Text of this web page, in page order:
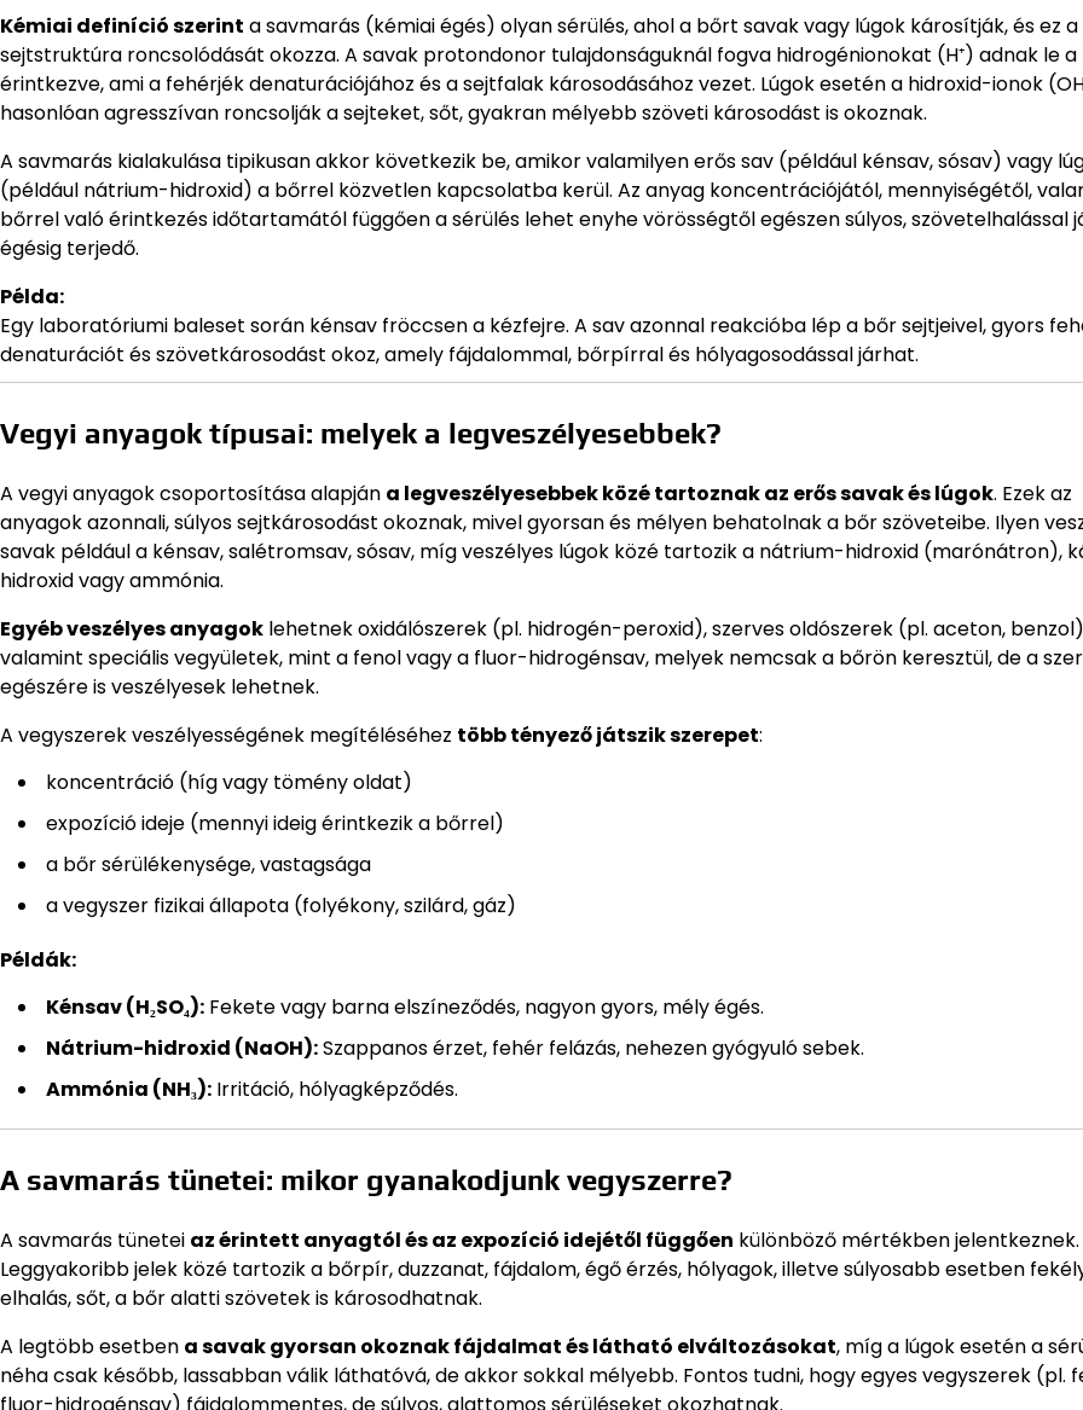
Kémiai definíció szerint a savmarás (kémiai égés) olyan sérülés, ahol a bőrt savak vagy lúgok károsítják, és ez a
sejtstruktúra roncsolódását okozza. A savak protondonor tulajdonságuknál fogva hidrogénionokat (H⁺) adnak le
érintkezve, ami a fehérjék denaturációjához és a sejtfalak károsodásához vezet. Lúgok esetén a hidroxid-ionok
hasonlóan agresszívan roncsolják a sejteket, sőt, gyakran mélyebb szöveti károsodást is okoznak.
A savmarás kialakulása tipikusan akkor következik be, amikor valamilyen erős sav (például kénsav, sósav) vagy
(például nátrium-hidroxid) a bőrrel közvetlen kapcsolatba kerül. Az anyag koncentrációjától, mennyiségétől,
bőrrel való érintkezés időtartamától függően a sérülés lehet enyhe vörösségtől egészen súlyos, szövetelhalással
égésig terjedő.
Példa:
Egy laboratóriumi baleset során kénsav fröccsen a kézfejre. A sav azonnal reakcióba lép a bőr sejtjeivel, gyors
denaturációt és szövetkárosodást okoz, amely fájdalommal, bőrpírral és hólyagosodással járhat.
Vegyi anyagok típusai: melyek a legveszélyesebbek?
A vegyi anyagok csoportosítása alapján a legveszélyesebbek közé tartoznak az erős savak és lúgok. Ezek az
anyagok azonnali, súlyos sejtkárosodást okoznak, mivel gyorsan és mélyen behatolnak a bőr szöveteibe. Ilyen
savak például a kénsav, salétromsav, sósav, míg veszélyes lúgok közé tartozik a nátrium-hidroxid (marónátron),
hidroxid vagy ammónia.
Egyéb veszélyes anyagok lehetnek oxidálószerek (pl. hidrogén-peroxid), szerves oldószerek (pl. aceton,
valamint speciális vegyületek, mint a fenol vagy a fluor-hidrogénsav, melyek nemcsak a bőrön keresztül, de a
egészére is veszélyesek lehetnek.
A vegyszerek veszélyességének megítéléséhez több tényező játszik szerepet:
koncentráció (híg vagy tömény oldat)
expozíció ideje (mennyi ideig érintkezik a bőrrel)
a bőr sérülékenysége, vastagsága
a vegyszer fizikai állapota (folyékony, szilárd, gáz)
Példák:
Kénsav (H₂SO₄): Fekete vagy barna elszíneződés, nagyon gyors, mély égés.
Nátrium-hidroxid (NaOH):Szappanos érzet, fehér felázás, nehezen gyógyuló sebek.
Ammónia (NH₃): Irritáció, hólyagképződés.
A savmarás tünetei: mikor gyanakodjunk vegyszerre?
A savmarás tünetei az érintett anyagtól és az expozíció idejétől függően különböző mértékben jelentkeznek.
Leggyakoribb jelek közé tartozik a bőrpír, duzzanat, fájdalom, égő érzés, hólyagok, illetve súlyosabb esetben
elhalás, sőt, a bőr alatti szövetek is károsodhatnak.
A legtöbb esetben a savak gyorsan okoznak fájdalmat és látható elváltozásokat, míg a lúgok esetén a
néha csak később, lassabban válik láthatóvá, de akkor sokkal mélyebb. Fontos tudni, hogy egyes vegyszerek (pl.
fluor-hidrogénsav) fájdalommentes, de súlyos, alattomos sérüléseket okozhatnak.